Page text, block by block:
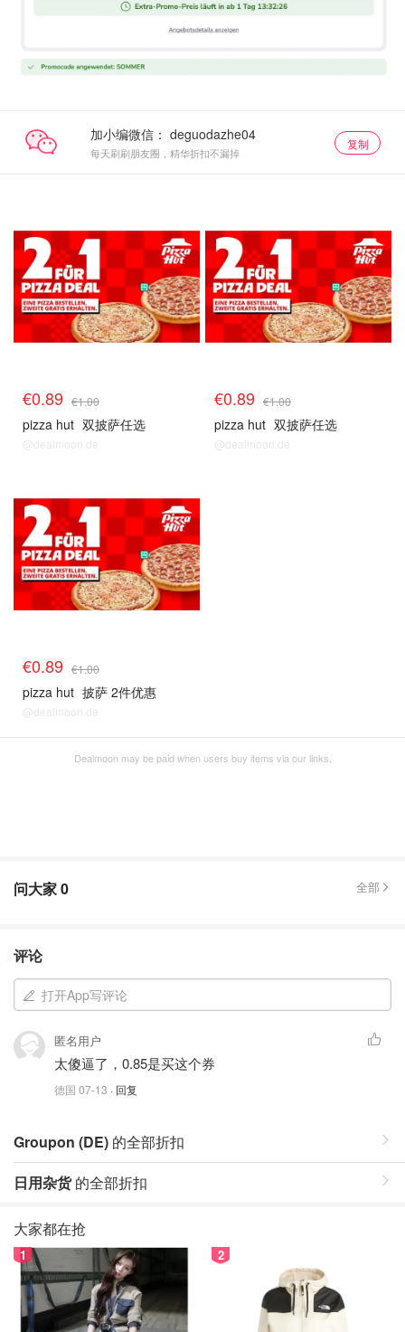
加小编微信：
每天刷刷朋友圈，精华折扣不漏掉
复制
€0.89 €1.00
pizza hut 双披萨任选
@dealmoon.de
€0.89 €1.00
pizza hut 双披萨任选
@dealmoon.de
€0.89 €1.00
pizza hut 披萨 2件优惠
@dealmoon.de
Dealmoon may be paid when users buy items via our links.
问大家0 全部
评论
打开App写评论
匿名用户
太傻逼了，0.85是买这个券
德国 07-13 · 回复
Groupon (DE) 的全部折扣
日用杂货的全部折扣
大家都在抢
1 2